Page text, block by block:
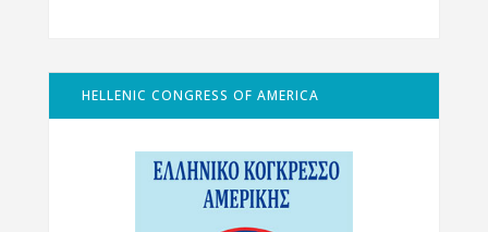
HELLENIC CONGRESS OF AMERICA